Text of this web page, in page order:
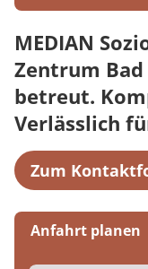
MEDIAN
Zentrum
betreut.
Verlässlich
Zum
Anfahrt planen